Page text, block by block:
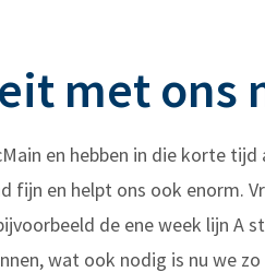
met ons
en hebben in die korte
fijn en helpt ons ook enorm.
de ene week lijn A
wat ook nodig is nu we